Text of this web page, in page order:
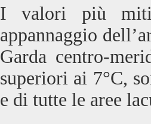
I valori più miti
appannaggio
Garda centro-
superiori ai 7°C,
e di tutte le aree